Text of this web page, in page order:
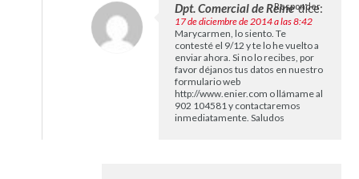
Dpt. Comercial de Reine dice:
17 de diciembre de 2014 a las 8:42
Marycarmen, lo siento. Te
contesté el 9/12 y te lo he vuelto a
enviar ahora. Si no lo recibes, por
favor déjanos tus datos en nuestro
formulario web
http://www.enier.com o llámame al
902 104581 y contactaremos
inmediatamente. Saludos
Responder